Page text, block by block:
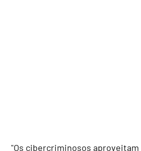
"Os cibercriminosos aproveitam